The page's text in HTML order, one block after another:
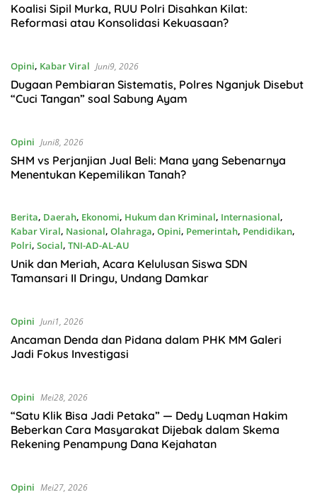
Koalisi Sipil Murka, RUU Polri Disahkan Kilat:
Reformasi atau Konsolidasi Kekuasaan?
Opini, Kabar Viral Juni9, 2026
Dugaan Pembiaran Sistematis, Polres Nganjuk Disebut
“Cuci Tangan” soal Sabung Ayam
Opini Juni8, 2026
SHM vs Perjanjian Jual Beli: Mana yang Sebenarnya
Menentukan Kepemilikan Tanah?
Berita, Daerah, Ekonomi, Hukum dan Kriminal, Internasional,
Kabar Viral, Nasional, Olahraga, Opini, Pemerintah, Pendidikan,
Polri, Social, TNI-AD-AL-AU
Juni2, 2026
Unik dan Meriah, Acara Kelulusan Siswa SDN
Tamansari II Dringu, Undang Damkar
Opini Juni1, 2026
Ancaman Denda dan Pidana dalam PHK MM Galeri
Jadi Fokus Investigasi
Opini Mei28, 2026
“Satu Klik Bisa Jadi Petaka” — Dedy Luqman Hakim
Beberkan Cara Masyarakat Dijebak dalam Skema
Rekening Penampung Dana Kejahatan
Opini Mei27, 2026